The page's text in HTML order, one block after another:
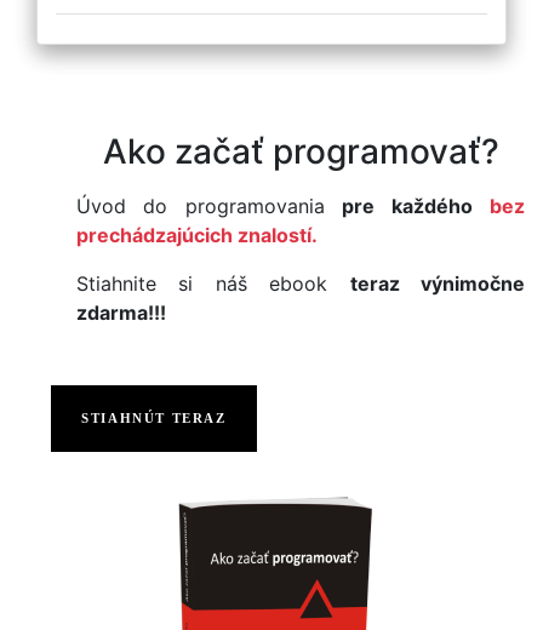
Ako začať programovať?
Úvod do programovania pre každého
bez
prechádzajúcich znalostí.
Stiahnite si náš ebook teraz výnimočne
zdarma!!!
STIAHNÚT TERAZ